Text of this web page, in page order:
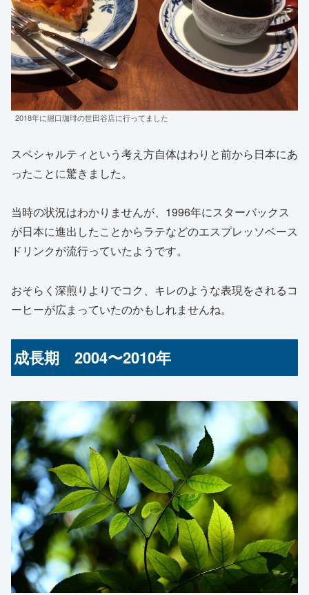
2018年に堀口珈琲の世田谷店に行ってました
スペシャルティという考え方自体はわりと前から日本にあ
ったことに驚きました。
当時の状況はわかりませんが、1996年にスターバックス
が日本に進出したことからラテなどのエスプレッソベース
ドリンクが流行っていたようです。
おそらく深煎りよりでコク、キレのような表現をされるコ
ーヒーが広まっていたのかもしれませんね。
成長期 2004〜2010年